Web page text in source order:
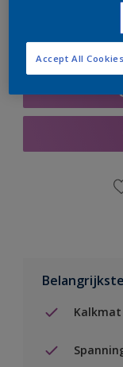
Accept All Cookies